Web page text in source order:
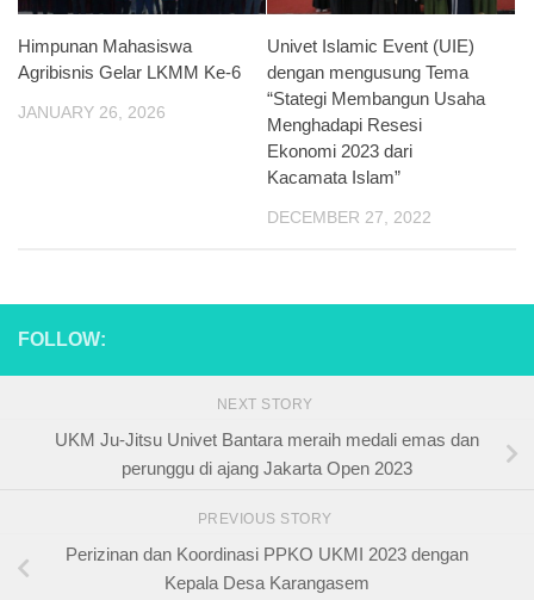
Himpunan Mahasiswa
Agribisnis Gelar LKMM Ke-6
JANUARY 26, 2026
Univet Islamic Event (UIE)
dengan mengusung Tema
“Stategi Membangun Usaha
Menghadapi Resesi
Ekonomi 2023 dari
Kacamata Islam”
DECEMBER 27, 2022
FOLLOW:
NEXT STORY
UKM Ju-Jitsu Univet Bantara meraih medali emas dan
perunggu di ajang Jakarta Open 2023
PREVIOUS STORY
Perizinan dan Koordinasi PPKO UKMI 2023 dengan
Kepala Desa Karangasem